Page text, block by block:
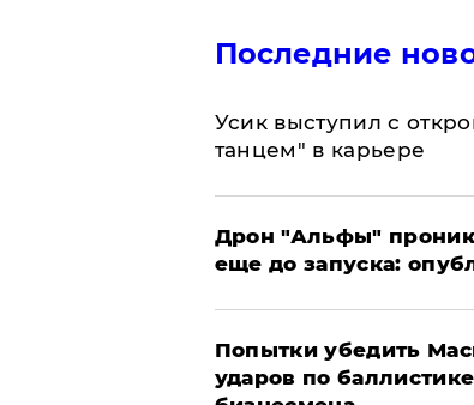
Последние
Усик выступил с
танцем" в карьере
Дрон "Альфы"
еще до запуска:
Попытки убедить
ударов по